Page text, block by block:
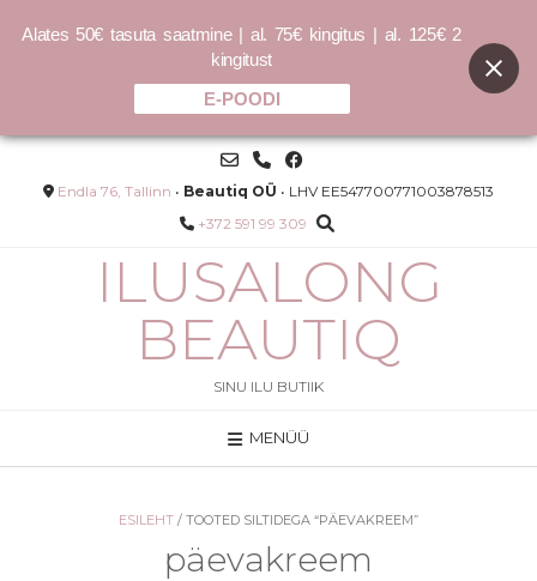
Bellapierre kompaktpuuder -
erinevad toonid - Cinnamon
Skip
contentEndla 76, Tallinn • Beautiq OÜ • LHV EE547700771003878513
+372 591 99 309
ILUSALONG
BEAUTIQ
SINU ILU BUTIIK
MENÜÜ
ESILEHT / TOOTED SILTIDEGA “PÄEVAKREEM”
päevakreem
Alates 50€ tasuta saatmine | al. 75€ kingitus | al. 125€ 2
kingitust
E-POODI